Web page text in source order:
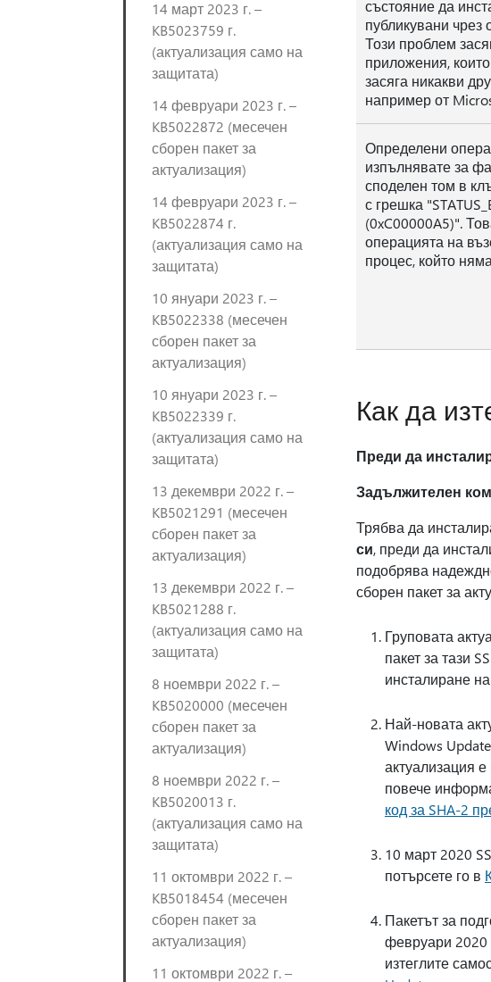
14 март 2023 г. –
KB5023759 г.
(актуализация само на
защитата)
14 февруари 2023 г. –
KB5022872 (месечен
сборен пакет за
актуализация)
14 февруари 2023 г. –
KB5022874 г.
(актуализация само на
защитата)
10 януари 2023 г. –
KB5022338 (месечен
сборен пакет за
актуализация)
10 януари 2023 г. –
KB5022339 г.
(актуализация само на
защитата)
13 декември 2022 г. –
KB5021291 (месечен
сборен пакет за
актуализация)
13 декември 2022 г. –
KB5021288 г.
(актуализация само на
защитата)
8 ноември 2022 г. –
KB5020000 (месечен
сборен пакет за
актуализация)
8 ноември 2022 г. –
KB5020013 г.
(актуализация само на
защитата)
11 октомври 2022 г. –
KB5018454 (месечен
сборен пакет за
актуализация)
11 октомври 2022 г. –
състояние да
публикувани чрез
Този проблем
приложения,
засяга никакви
например от
Определени
изпълнявате за
споделен том в
с грешка
(0xC00000A5)".
операцията на
процес, който
Как да
Преди да
Задължителен
Трябва да
си, преди да
подобрява
сборен пакет за
Груповата
пакет за тази
инсталиране
Най-новата
Windows
актуализация
повече
код за SHA-2
10 март 2020
потърсете го в
Пакетът за
февруари 2020
изтеглите